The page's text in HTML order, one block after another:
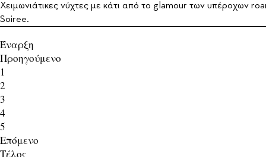
Χειμωνιάτικες νύχτες με κάτι από το glamour των υπέροχων
Soiree.
Έναρξη
Προηγούμενο
1
2
3
4
5
Επόμενο
Τέλος